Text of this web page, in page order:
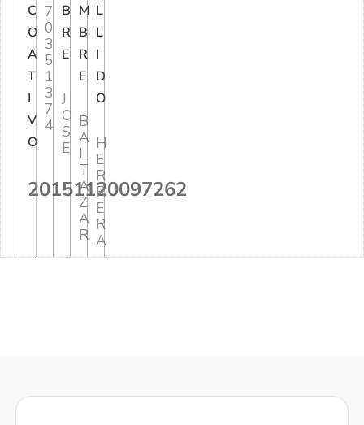
C
O
A
T
I
V
O
20151120097262
7
0
3
5
1
3
7
4
B
R
E
J
O
S
E
M
B
R
E
B
A
L
T
A
Z
A
R
L
L
I
D
O
H
E
R
R
E
R
A